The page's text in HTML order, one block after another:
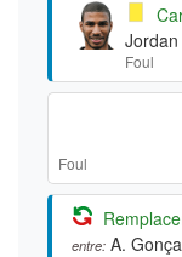
Foul
Foul
entre: A.